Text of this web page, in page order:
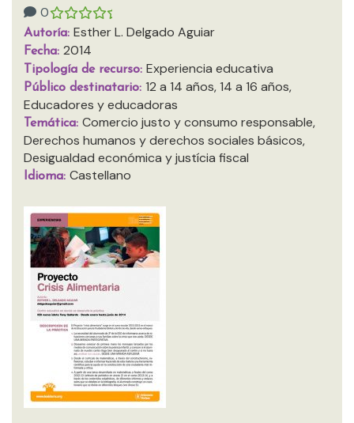
0
Autoría: Esther L. Delgado Aguiar
Fecha: 2014
Tipología de recurso: Experiencia educativa
Público destinatario: 12 a 14 años, 14 a 16 años,
Educadores y educadoras
Temática: Comercio justo y consumo responsable,
Derechos humanos y derechos sociales básicos,
Desigualdad económica y justícia fiscal
Idioma: Castellano